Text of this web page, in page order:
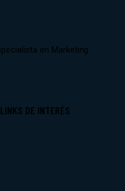
LINKS DE INTERÉS